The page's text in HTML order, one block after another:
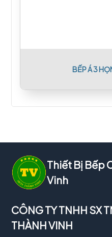
BẾP Á 3
Thiết Bị Bếp
Vinh
CÔNG TY TNHH SX
THÀNH VINH